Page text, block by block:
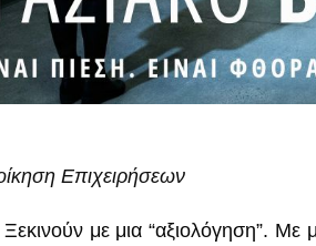
Επιχειρήσεων
με μια “αξιολόγηση”.